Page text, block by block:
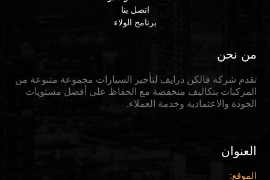
اتصل بنا
برنامج الولاء
من نحن
تقدم شركة فالكن درايف لتأجير السيارات مجموعة متنوعة من
المركبات بتكاليف منخفضة مع الحفاظ على أفضل مستويات
الجودة والاعتمادية وخدمة العملاء.
العنوان
الموقع: